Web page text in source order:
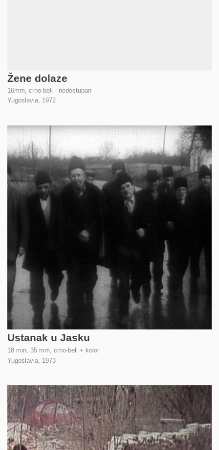
Žene dolaze
16mm, crno-beli - nedostupan
Yugoslavia, 1972
Ustanak u Jasku
18 min, 35 mm, crno-beli + kolor
Yugoslavia, 1973